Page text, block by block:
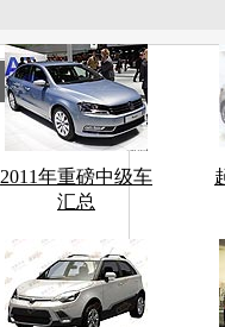
2011年重磅中级车
汇总